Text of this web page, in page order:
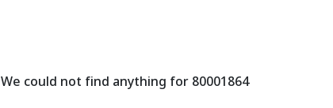
We could not find anything for 80001864